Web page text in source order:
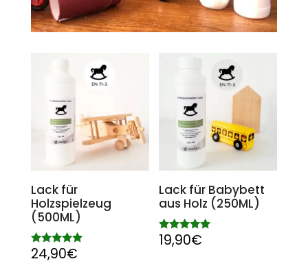
Lack für
Holzspielzeug
(500ML)
Bewertet
mit
24,90€
Lack für Babybett
aus Holz (250ML)
Bewertet
mit
19,90€